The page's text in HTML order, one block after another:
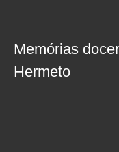
Memórias
Hermeto